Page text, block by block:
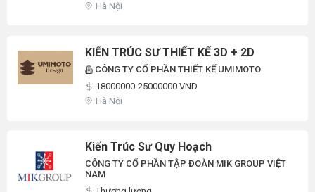
Hà Nội
KIẾN TRÚC SƯ THIẾT KẾ 3D + 2D
CÔNG TY CỔ PHẦN THIẾT KẾ UMIMOTO
18000000-25000000 VND
Hà Nội
Kiến Trúc Sư Quy Hoạch
CÔNG TY CỔ PHẦN TẬP ĐOÀN MIK GROUP VIỆT
NAM